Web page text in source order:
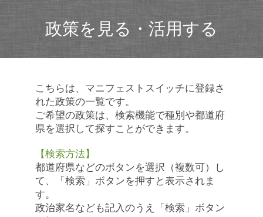
政策を見る・活用する
こちらは、マニフェストスイッチに登録さ
れた政策の一覧です。
ご希望の政策は、検索機能で種別や都道府
県を選択して探すことができます。
【検索方法】
都道府県などのボタンを選択（複数可）し
て、「検索」ボタンを押すと表示されま
す。
政治家名なども記入のうえ「検索」ボタン